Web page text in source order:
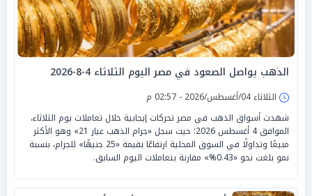
الذهب يواصل الصعود في مصر اليوم الثلاثاء 4-8-2026
الثلاثاء 04/أغسطس/2026 - 02:57 م
شهدت أسواق الذهب في مصر تحركات إيجابية خلال تعاملات يوم الثلاثاء،
الموافق 4 أغسطس 2026؛ حيث سجل «جرام الذهب عيار 21» وهو الأكثر
مبيعًا وتداولًا في السوق المحلية ارتفاعًا بقيمة «25 جنيهًا» للجرام، بنسبة
نمو بلغت نحو «0.43%» مقارنة بتعاملات اليوم السابق.